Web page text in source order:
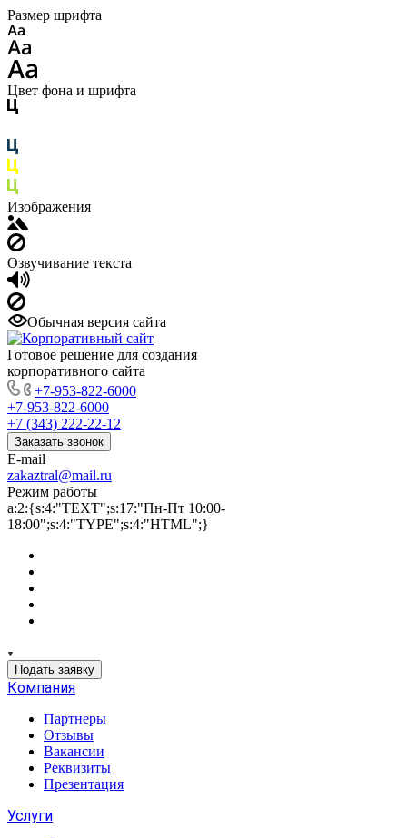
Размер шрифта
Цвет фона и шрифта
Изображения
Озвучивание текста
Обычная версия сайта
Готовое решение для создания
корпоративного сайта
+7-953-822-6000
+7-953-822-6000
+7 (343) 222-22-12
Заказать звонок
E-mail
zakaztral@mail.ru
Режим работы
a:2:{s:4:"TEXT";s:17:"Пн-Пт 10:00-
18:00";s:4:"TYPE";s:4:"HTML";}
Подать заявку
Компания
Партнеры
Отзывы
Вакансии
Реквизиты
Презентация
Услуги